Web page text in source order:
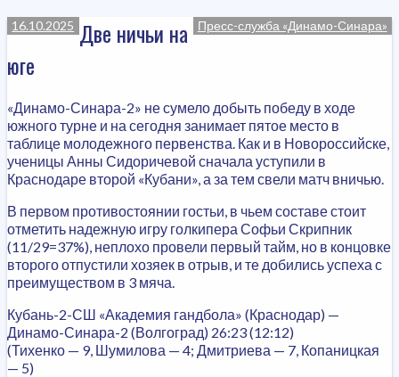
Пресс-служба «Динамо-Синара»
16.10.2025 Две ничьи на
юге
«Динамо-Синара-2» не сумело добыть победу в ходе
южного турне и на сегодня занимает пятое место в
таблице молодежного первенства. Как и в Новороссийске,
ученицы Анны Сидоричевой сначала уступили в
Краснодаре второй «Кубани», а за тем свели матч вничью.
В первом противостоянии гостьи, в чьем составе стоит
отметить надежную игру голкипера Софьи Скрипник
(11/29=37%), неплохо провели первый тайм, но в концовке
второго отпустили хозяек в отрыв, и те добились успеха с
преимуществом в 3 мяча.
Кубань-2-СШ «Академия гандбола» (Краснодар) —
Динамо-Синара-2 (Волгоград) 26:23 (12:12)
(Тихенко — 9, Шумилова — 4; Дмитриева — 7, Копаницкая
— 5)